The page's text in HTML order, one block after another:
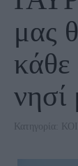
μας
κάθε
νησί
Κατηγορία: